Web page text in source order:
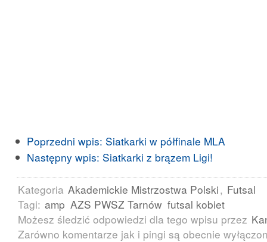
Poprzedni wpis: Siatkarki w półfinale MLA
Następny wpis: Siatkarki z brązem Ligi!
Kategoria Akademickie Mistrzostwa Polski, Futsal
Tagi: amp AZS PWSZ Tarnów futsal kobiet
Możesz śledzić odpowiedzi dla tego wpisu przez
Zarówno komentarze jak i pingi są obecnie